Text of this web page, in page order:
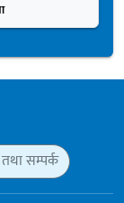
सम्पर्क